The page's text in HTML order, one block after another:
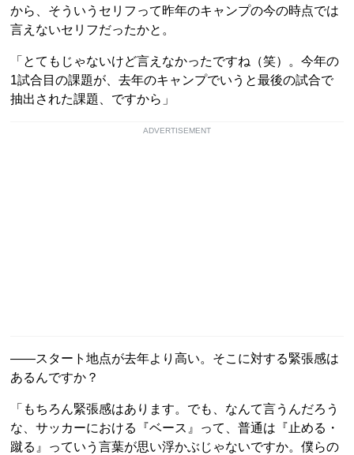
から、そういうセリフって昨年のキャンプの今の時点では
言えないセリフだったかと。
「とてもじゃないけど言えなかったですね（笑）。今年の
1試合目の課題が、去年のキャンプでいうと最後の試合で
抽出された課題、ですから」
ADVERTISEMENT
――スタート地点が去年より高い。そこに対する緊張感は
あるんですか？
「もちろん緊張感はあります。でも、なんて言うんだろう
な、サッカーにおける『ベース』って、普通は『止める・
蹴る』っていう言葉が思い浮かぶじゃないですか。僕らの